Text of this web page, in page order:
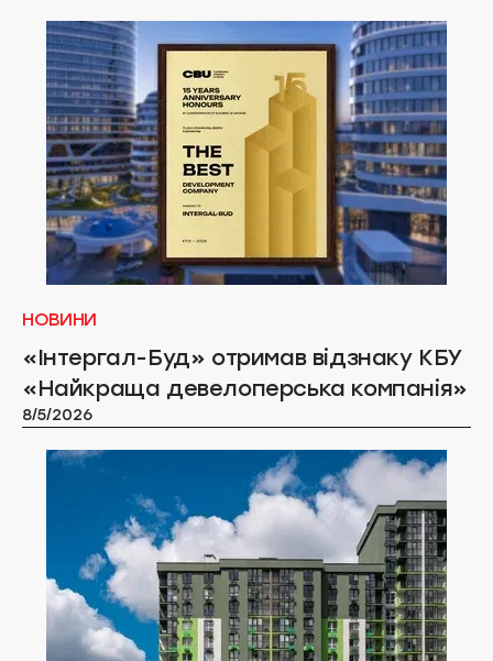
НОВИНИ
«Інтергал-Буд» отримав відзнаку КБУ
«Найкраща девелоперська компанія»
8/5/2026